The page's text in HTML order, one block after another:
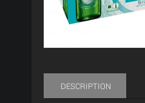
DESCRIPTION